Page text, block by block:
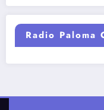
Radio Paloma